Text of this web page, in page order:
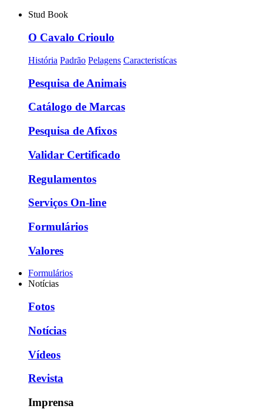
Stud Book
O Cavalo Crioulo
História Padrão Pelagens Caracteristícas
Pesquisa de Animais
Catálogo de Marcas
Pesquisa de Afixos
Validar Certificado
Regulamentos
Serviços On-line
Formulários
Valores
Formulários
Notícias
Fotos
Notícias
Vídeos
Revista
Imprensa